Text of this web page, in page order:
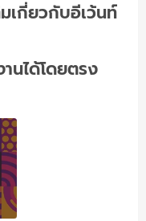
เกี่ยวกับอีเว้นท์
นได้โดยตรง